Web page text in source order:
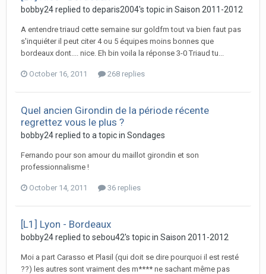
bobby24 replied to deparis2004's topic in Saison 2011-2012
A entendre triaud cette semaine sur goldfm tout va bien faut pas
s'inquiéter il peut citer 4 ou 5 équipes moins bonnes que
bordeaux dont.... nice. Eh bin voila la réponse 3-0 Triaud tu...
October 16, 2011 268 replies
Quel ancien Girondin de la période récente
regrettez vous le plus ?
bobby24 replied to a topic in Sondages
Fernando pour son amour du maillot girondin et son
professionnalisme !
October 14, 2011 36 replies
[L1] Lyon - Bordeaux
bobby24 replied to sebou42's topic in Saison 2011-2012
Moi a part Carasso et Plasil (qui doit se dire pourquoi il est resté
??) les autres sont vraiment des m**** ne sachant même pas